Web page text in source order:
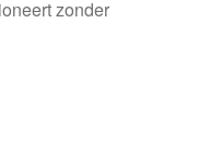
zonder